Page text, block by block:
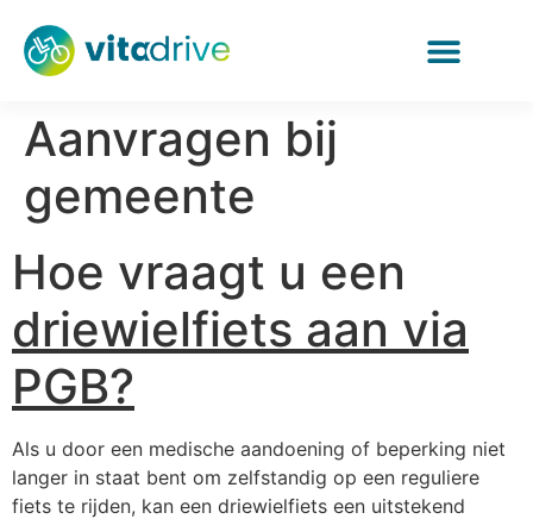
Aanvragen bij
gemeente
Hoe vraagt u een
driewielfiets aan via
PGB?
Als u door een medische aandoening of beperking niet
langer in staat bent om zelfstandig op een reguliere
fiets te rijden, kan een driewielfiets een uitstekend